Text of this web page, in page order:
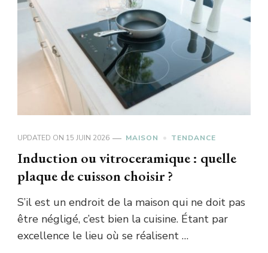
UPDATED ON 15 JUIN 2026 MAISON TENDANCE
Induction ou vitroceramique : quelle
plaque de cuisson choisir ?
S’il est un endroit de la maison qui ne doit pas
être négligé, c’est bien la cuisine. Étant par
excellence le lieu où se réalisent …